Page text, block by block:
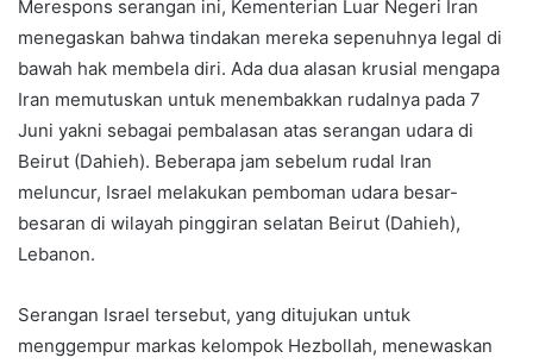
Merespons serangan ini, Kementerian Luar Negeri Iran
menegaskan bahwa tindakan mereka sepenuhnya legal di
bawah hak membela diri. Ada dua alasan krusial mengapa
Iran memutuskan untuk menembakkan rudalnya pada 7
Juni yakni sebagai pembalasan atas serangan udara di
Beirut (Dahieh). Beberapa jam sebelum rudal Iran
meluncur, Israel melakukan pemboman udara besar-
besaran di wilayah pinggiran selatan Beirut (Dahieh),
Lebanon.
Serangan Israel tersebut, yang ditujukan untuk
menggempur markas kelompok Hezbollah, menewaskan